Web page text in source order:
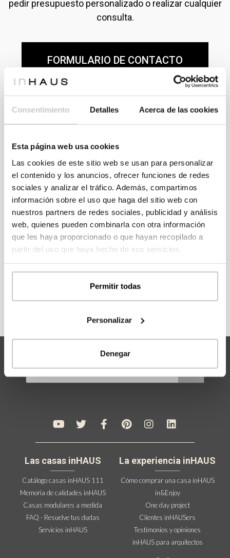
Consentimiento Detalles Acerca de las cookies
Esta página web usa cookies
Las cookies de este sitio web se usan para personalizar
el contenido y los anuncios, ofrecer funciones de redes
sociales y analizar el tráfico. Además, compartimos
información sobre el uso que haga del sitio web con
nuestros partners de redes sociales, publicidad y análisis
web, quienes pueden combinarla con otra información
que les haya proporcionado o que hayan recopilado a
partir del uso que haya hecho de sus servicios.
Permitir todas
Personalizar
Denegar
pedir presupuesto personalizado o realizar cualquier
consulta.
FORMULARIO DE CONTACTO
Consulta modelos y precios
En nuestro Catálogo 111 dispones de más de cien
modelos de casas para escoger. Regístrate para
acceder a la información y precios de todos los
modelos.
REGÍSTRATE
Las casas inHAUS
Catálogo casas inHAUS 111
Memoria de calidades inHAUS
Casas modulares a medida
FAQ - Resuelve tus dudas
Servicios inHAUS
La experiencia inHAUS
Cómo comprar una casa inHAUS
in&Enjoy
One day project
Clientes inHAUSers
Testimonios y opiniones
inHAUS para arquitectos